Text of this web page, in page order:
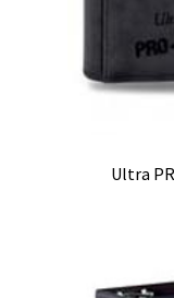
Ultra